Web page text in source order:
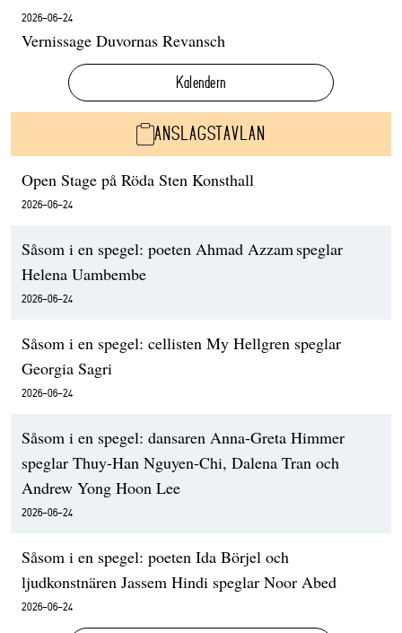
2026-06-24
Vernissage Duvornas Revansch
Kalendern
ANSLAGSTAVLAN
Open Stage på Röda Sten Konsthall
2026-06-24
Såsom i en spegel: poeten Ahmad Azzam speglar
Helena Uambembe
2026-06-24
Såsom i en spegel: cellisten My Hellgren speglar
Georgia Sagri
2026-06-24
Såsom i en spegel: dansaren Anna-Greta Himmer
speglar Thuy-Han Nguyen-Chi, Dalena Tran och
Andrew Yong Hoon Lee
2026-06-24
Såsom i en spegel: poeten Ida Börjel och
ljudkonstnären Jassem Hindi speglar Noor Abed
2026-06-24